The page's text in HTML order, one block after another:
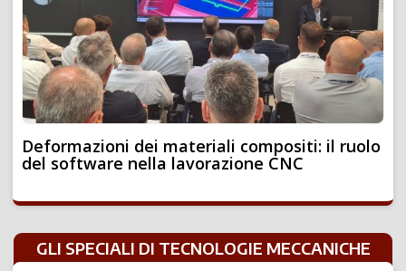
Deformazioni dei materiali compositi: il ruolo
del software nella lavorazione CNC
GLI SPECIALI DI TECNOLOGIE MECCANICHE